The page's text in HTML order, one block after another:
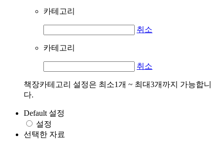
카테고리
취소
카테고리
취소
책장카테고리 설정은 최소1개 ~ 최대3개까지 가능합니
다.
Default 설정
설정
선택한 자료